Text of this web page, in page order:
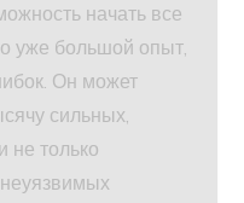
начать все
уже большой опыт,
Он может
сильных,
не только